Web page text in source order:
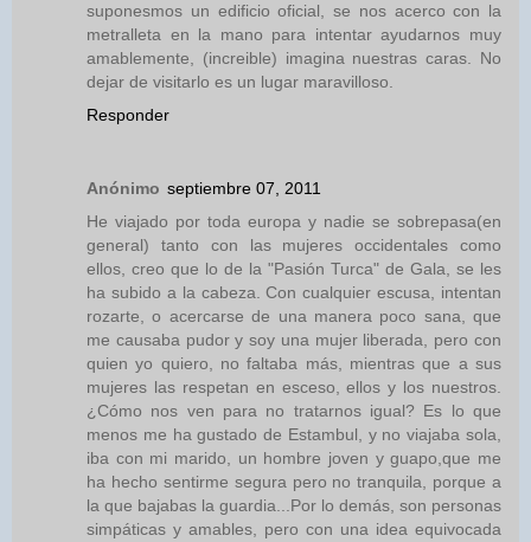
suponesmos un edificio oficial, se nos acerco con la
metralleta en la mano para intentar ayudarnos muy
amablemente, (increible) imagina nuestras caras. No
dejar de visitarlo es un lugar maravilloso.
Responder
Anónimo septiembre 07, 2011
He viajado por toda europa y nadie se sobrepasa(en
general) tanto con las mujeres occidentales como
ellos, creo que lo de la "Pasión Turca" de Gala, se les
ha subido a la cabeza. Con cualquier escusa, intentan
rozarte, o acercarse de una manera poco sana, que
me causaba pudor y soy una mujer liberada, pero con
quien yo quiero, no faltaba más, mientras que a sus
mujeres las respetan en esceso, ellos y los nuestros.
¿Cómo nos ven para no tratarnos igual? Es lo que
menos me ha gustado de Estambul, y no viajaba sola,
iba con mi marido, un hombre joven y guapo,que me
ha hecho sentirme segura pero no tranquila, porque a
la que bajabas la guardia...Por lo demás, son personas
simpáticas y amables, pero con una idea equivocada